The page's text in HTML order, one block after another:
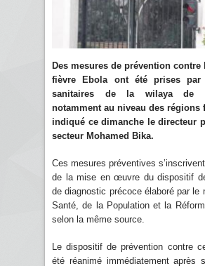
Des mesures de prévention contre
fièvre Ebola ont été prises par
sanitaires de la wilaya de
notamment au niveau des régions
indiqué ce dimanche le directeur
secteur Mohamed Bika.
Ces mesures préventives
de la mise en œuvre du dispositif
de diagnostic précoce élaboré par le
Santé, de la Population et la
selon la même source.
Le dispositif de prévention contre
été réanimé immédiatement après